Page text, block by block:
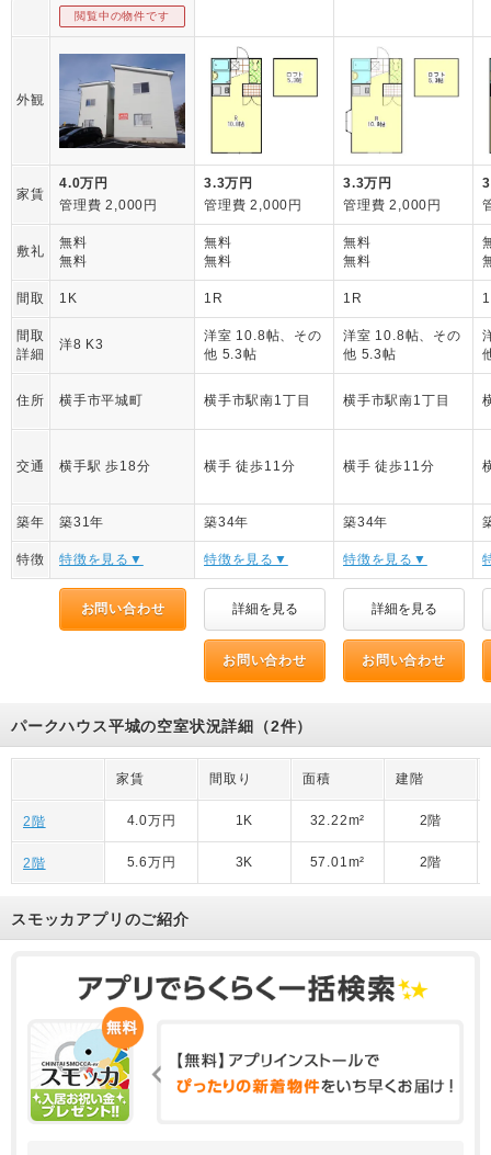
閲覧中の物件です
外観
家賃
4.0万円
管理費 2,000円
3.3万円
管理費 2,000円
3.3万円
管理費 2,000円
敷礼
無料
無料
無料
無料
無料
無料
間取 1K 1R 1R
間取
詳細
洋8 K3
洋室 10.8帖、その
他 5.3帖
洋室 10.8帖、その
他 5.3帖
住所 横手市平城町 横手市駅南1丁目 横手市駅南1丁目
交通 横手駅 歩18分 横手 徒歩11分 横手 徒歩11分
築年 築31年 築34年 築34年
特徴 特徴を見る▼ 特徴を見る▼ 特徴を見る▼
お問い合わせ 詳細を見る 詳細を見る
お問い合わせ お問い合わせ
パークハウス平城の空室状況詳細（2件）
家賃 間取り 面積 建階
2階 4.0万円 1K 32.22m² 2階
2階 5.6万円 3K 57.01m² 2階
スモッカアプリのご紹介